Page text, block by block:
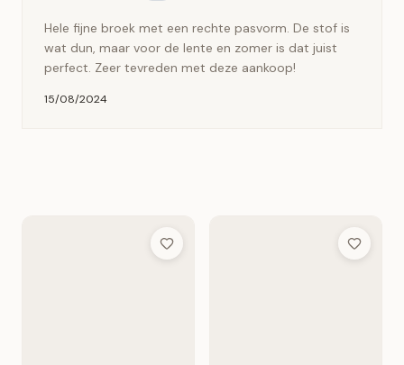
Hele fijne broek met een rechte pasvorm. De stof is
wat dun, maar voor de lente en zomer is dat juist
perfect. Zeer tevreden met deze aankoop!
15/08/2024
Add to Wish List Add to